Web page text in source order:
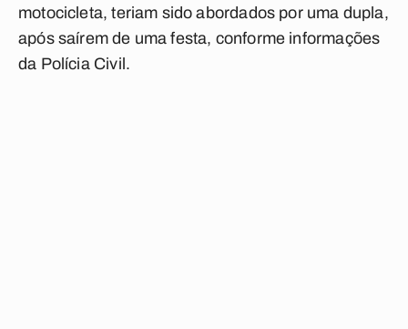
motocicleta, teriam sido abordados por uma dupla,
após saírem de uma festa, conforme informações
da Polícia Civil.